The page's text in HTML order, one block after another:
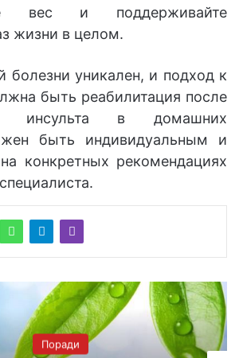
вес и поддерживайте
жизни в целом.
болезни уникален, и подход к
быть реабилитация после
инсульта в домашних
быть индивидуальным и
конкретных рекомендациях
Поради